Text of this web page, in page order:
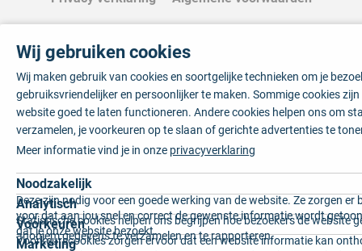
Wij gebruiken cookies
Wij maken gebruik van cookies en soortgelijke technieken om je
gebruiksvriendelijker en persoonlijker te maken. Sommige cookies
website goed te laten functioneren. Andere cookies helpen ons om
verzamelen, je voorkeuren op te slaan of gerichte advertenties te
Meer informatie vind je in onze privacyverklaring
Noodzakelijk
Deze zijn nodig voor een goede werking van de website. Ze zorgen er
voor dat aan jou snel en correct de gewenste informatie wordt
dat je onze website bezoekt.
Analytisch
Statistische cookies helpen ons begrijpen hoe bezoekers de website
anoniem gegevens te verzamelen en te rapporteren.
Voorkeuren
Voorkeurscookies zorgen ervoor dat een website informatie kan
Marketing